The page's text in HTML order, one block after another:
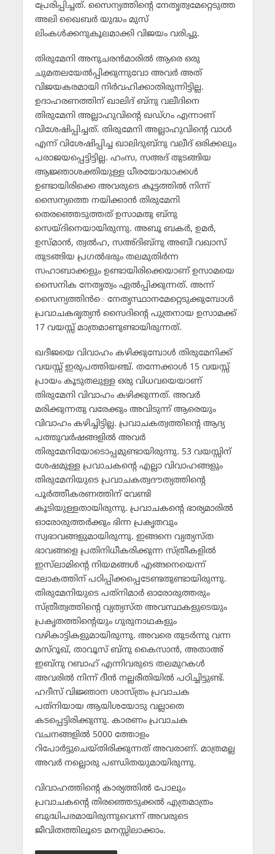
പ്രേരിപ്പിച്ചത്. സൈന്യത്തിന്റെ നേതൃത്വമേറ്റെടുത്ത
അലി ഖൈബര്‍ യുദ്ധം മുസ്
ലിംകള്‍ക്കനുകൂലമാക്കി വിജയം വരിച്ചു.
തിരുമേനി അനുചരന്‍മാരില്‍ ആരെ ഒരു
ചുമതലയേല്‍പ്പിക്കുന്നുവോ അവര്‍ അത്
വിജയകരമായി നിര്‍വഹിക്കാതിരുന്നിട്ടില്ല.
ഉദാഹരണത്തിന് ഖാലിദ് ബ്‌നു വലീദിനെ
തിരുമേനി അല്ലാഹുവിന്റെ ഖഡ്ഗം എന്നാണ്
വിശേഷിപ്പിച്ചത്. തിരുമേനി അല്ലാഹുവിന്റെ വാള്‍
എന്ന് വിശേഷിപ്പിച്ച ഖാലിദുബ്‌നു വലീദ് ഒരിക്കലും
പരാജയപ്പെട്ടിട്ടില്ല. ഹംസ, സഅദ് തുടങ്ങിയ
ആജ്ഞാശക്തിയുള്ള ധീരയോദ്ധാക്കള്‍
ഉണ്ടായിരിക്കെ അവരുടെ കൂട്ടത്തില്‍ നിന്ന്
സൈന്യത്തെ നയിക്കാന്‍ തിരുമേനി
തെരഞ്ഞെടുത്തത് ഉസാമതു ബ്‌നു
സെയ്ദിനെയായിരുന്നു. അബൂ ബകര്‍, ഉമര്‍,
ഉസ്മാന്‍, ത്വല്‍ഹ, സഅ്ദിബ്‌നു അബീ വഖാസ്
തുടങ്ങിയ പ്രഗല്‍ഭരും തലമുതിര്‍ന്ന
സഹാബാക്കളും ഉണ്ടായിരിക്കെയാണ് ഉസാമയെ
സൈനിക നേതൃത്വം ഏല്‍പ്പിക്കുന്നത്. അന്ന്
സൈന്യത്തിന്‍െ നേതൃസ്ഥാനമേറ്റെടുക്കുമ്പോള്‍
പ്രവാചകഭൃത്യന്‍ സൈദിന്റെ പുത്രനായ ഉസാമക്ക്
17 വയസ്സ് മാത്രമാണുണ്ടായിരുന്നത്.
ഖദീജയെ വിവാഹം കഴിക്കുമ്പോള്‍ തിരുമേനിക്ക്
വയസ്സ് ഇരുപത്തിയഞ്ച്. തന്നേക്കാള്‍ 15 വയസ്സ്
പ്രായം കൂടുതലുള്ള ഒരു വിധവയെയാണ്
തിരുമേനി വിവാഹം കഴിക്കുന്നത്. അവര്‍
മരിക്കുന്നതു വരേക്കും അവിടുന്ന് ആരെയും
വിവാഹം കഴിച്ചിട്ടില്ല. പ്രവാചകത്വത്തിന്റെ ആദ്യ
പത്തുവര്‍ഷങ്ങളില്‍ അവര്‍
തിരുമേനിയോടൊപ്പമുണ്ടായിരുന്നു. 53 വയസ്സിന്
ശേഷമുള്ള പ്രവാചകന്റെ എല്ലാ വിവാഹങ്ങളും
തിരുമേനിയുടെ പ്രവാചകത്വദൗത്യത്തിന്റെ
പൂര്‍ത്തീകരണത്തിന് വേണ്ടി
കൂടിയുള്ളതായിരുന്നു. പ്രവാചകന്റെ ഭാര്യമാരില്‍
ഓരോരുത്തര്‍ക്കും ഭിന്ന പ്രകൃതവും
സ്വഭാവങ്ങളുമായിരുന്നു. ഇങ്ങനെ വ്യത്യസ്ത
ഭാവങ്ങളെ പ്രതിനിധീകരിക്കുന്ന സ്ത്രീകളില്‍
ഇസ്‌ലാമിന്റെ നിയമങ്ങള്‍ എങ്ങനെയെന്ന്
ലോകത്തിന് പഠിപ്പിക്കപ്പെടേണ്ടതുണ്ടായിരുന്നു.
തിരുമേനിയുടെ പത്‌നിമാര്‍ ഓരോരുത്തരും
സ്ത്രീത്വത്തിന്റെ വ്യത്യസ്ത അവസ്ഥകളുടെയും
പ്രകൃതത്തിന്റെയും ഗുരുനാഥകളും
വഴികാട്ടികളുമായിരുന്നു. അവരെ തുടര്‍ന്നു വന്ന
മസ്‌റൂഖ്, താവൂസ് ബ്‌നു കൈസാന്‍, അതാഅ്
ഇബ്‌നു റബാഹ് എന്നിവരുടെ തലമുറകള്‍
അവരില്‍ നിന്ന് ദീന്‍ നല്ലരീതിയില്‍ പഠിച്ചിട്ടുണ്ട്.
ഹദീസ് വിജ്ഞാന ശാസ്ത്രം പ്രവാചക
പത്‌നിയായ ആയിശയോടു വല്ലാതെ
കടപ്പെട്ടിരിക്കുന്നു. കാരണം പ്രവാചക
വചനങ്ങളില്‍ 5000 ത്തോളം
റിപോര്‍ട്ടുചെയ്തിരിക്കുന്നത് അവരാണ്. മാത്രമല്ല
അവര്‍ നല്ലൊരു പണ്ഡിതയുമായിരുന്നു.
വിവാഹത്തിന്റെ കാര്യത്തില്‍ പോലും
പ്രവാചകന്റെ തിരഞ്ഞെടുക്കല്‍ എത്രമാത്രം
ബുദ്ധിപരമായിരുന്നുവെന്ന് അവരുടെ
ജീവിതത്തിലൂടെ മനസ്സിലാക്കാം.